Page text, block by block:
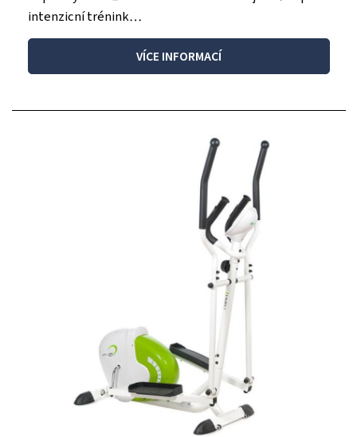
intenzicní trénink…
VÍCE INFORMACÍ